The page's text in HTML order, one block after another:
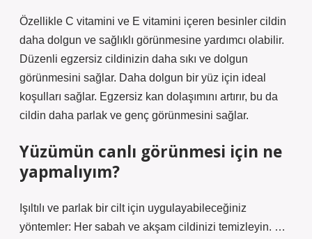
Özellikle C vitamini ve E vitamini içeren besinler cildin
daha dolgun ve sağlıklı görünmesine yardımcı olabilir.
Düzenli egzersiz cildinizin daha sıkı ve dolgun
görünmesini sağlar. Daha dolgun bir yüz için ideal
koşulları sağlar. Egzersiz kan dolaşımını artırır, bu da
cildin daha parlak ve genç görünmesini sağlar.
Yüzümün canlı görünmesi için ne
yapmalıyım?
Işıltılı ve parlak bir cilt için uygulayabileceğiniz
yöntemler: Her sabah ve akşam cildinizi temizleyin. …